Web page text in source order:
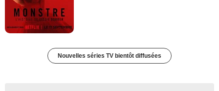
Nouvelles séries TV bientôt diffusées